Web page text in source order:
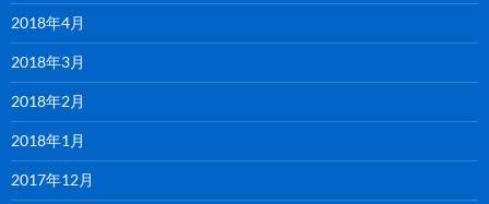
2018年4月
2018年3月
2018年2月
2018年1月
2017年12月